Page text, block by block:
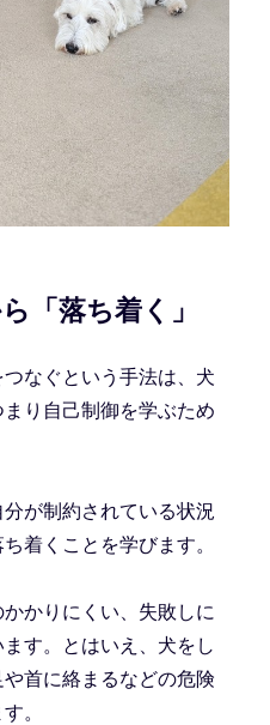
「落ち着く」
なぐという手法は、犬
り自己制御を学ぶため
が制約されている状況
着くことを学びます。
かりにくい、失敗しに
す。とはいえ、犬をし
首に絡まるなどの危険
。